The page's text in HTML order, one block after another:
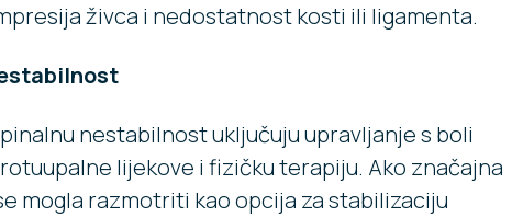
živca i nedostatnost kosti ili ligamenta.
nestabilnost uključuju upravljanje s boli
lijekove i fizičku terapiju. Ako značajna
mogla razmotriti kao opcija za stabilizaciju